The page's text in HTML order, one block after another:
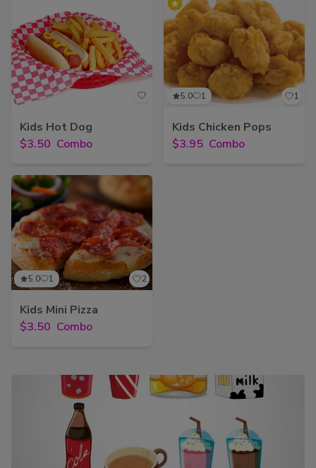
Kids Hot Dog
$3.50 Combo
Kids Chicken Pops
$3.95 Combo
5.0 1 1
Kids Mini Pizza
$3.50 Combo
5.0 1 2